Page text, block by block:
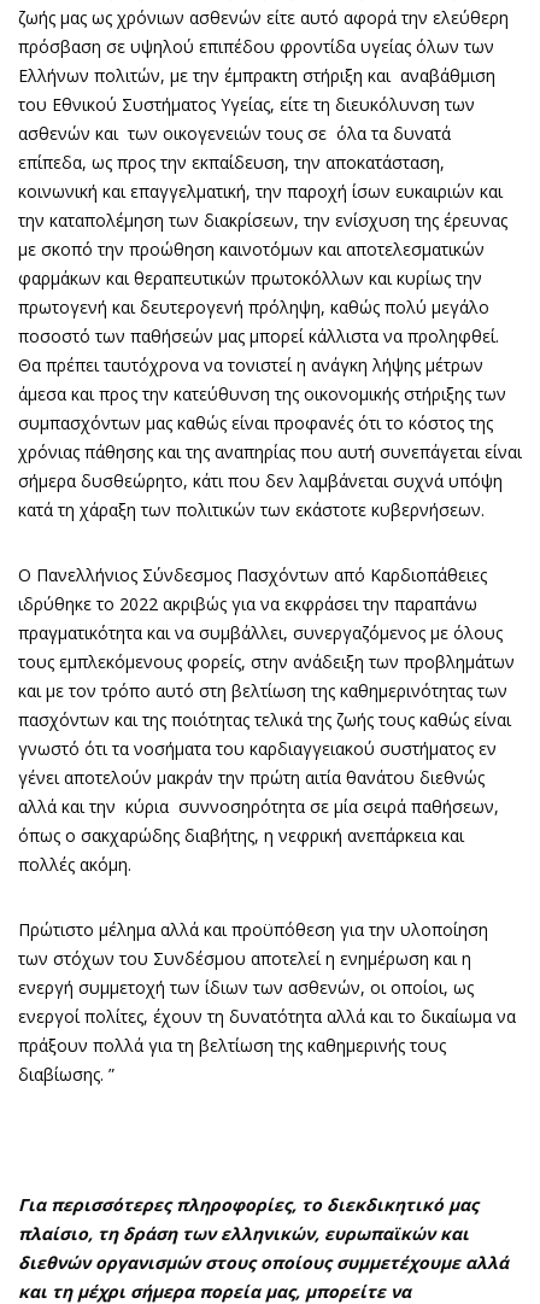
ζωής μας ως χρόνιων ασθενών είτε αυτό αφορά την ελεύθερη
πρόσβαση σε υψηλού επιπέδου φροντίδα υγείας όλων των
Ελλήνων πολιτών, με την έμπρακτη στήριξη και αναβάθμιση
του Εθνικού Συστήματος Υγείας, είτε τη διευκόλυνση των
ασθενών και των οικογενειών τους σε όλα τα δυνατά
επίπεδα, ως προς την εκπαίδευση, την αποκατάσταση,
κοινωνική και επαγγελματική, την παροχή ίσων ευκαιριών και
την καταπολέμηση των διακρίσεων, την ενίσχυση της έρευνας
με σκοπό την προώθηση καινοτόμων και αποτελεσματικών
φαρμάκων και θεραπευτικών πρωτοκόλλων και κυρίως την
πρωτογενή και δευτερογενή πρόληψη, καθώς πολύ μεγάλο
ποσοστό των παθήσεών μας μπορεί κάλλιστα να προληφθεί.
Θα πρέπει ταυτόχρονα να τονιστεί η ανάγκη λήψης μέτρων
άμεσα και προς την κατεύθυνση της οικονομικής στήριξης των
συμπασχόντων μας καθώς είναι προφανές ότι το κόστος της
χρόνιας πάθησης και της αναπηρίας που αυτή συνεπάγεται είναι
σήμερα δυσθεώρητο, κάτι που δεν λαμβάνεται συχνά υπόψη
κατά τη χάραξη των πολιτικών των εκάστοτε κυβερνήσεων.
Ο Πανελλήνιος Σύνδεσμος Πασχόντων από Καρδιοπάθειες
ιδρύθηκε το 2022 ακριβώς για να εκφράσει την παραπάνω
πραγματικότητα και να συμβάλλει, συνεργαζόμενος με όλους
τους εμπλεκόμενους φορείς, στην ανάδειξη των προβλημάτων
και με τον τρόπο αυτό στη βελτίωση της καθημερινότητας των
πασχόντων και της ποιότητας τελικά της ζωής τους καθώς είναι
γνωστό ότι τα νοσήματα του καρδιαγγειακού συστήματος εν
γένει αποτελούν μακράν την πρώτη αιτία θανάτου διεθνώς
αλλά και την κύρια συννοσηρότητα σε μία σειρά παθήσεων,
όπως ο σακχαρώδης διαβήτης, η νεφρική ανεπάρκεια και
πολλές ακόμη.
Πρώτιστο μέλημα αλλά και προϋπόθεση για την υλοποίηση
των στόχων του Συνδέσμου αποτελεί η ενημέρωση και η
ενεργή συμμετοχή των ίδιων των ασθενών, οι οποίοι, ως
ενεργοί πολίτες, έχουν τη δυνατότητα αλλά και το δικαίωμα να
πράξουν πολλά για τη βελτίωση της καθημερινής τους
διαβίωσης. ”
Για περισσότερες πληροφορίες, το διεκδικητικό μας
πλαίσιο, τη δράση των ελληνικών, ευρωπαϊκών και
διεθνών οργανισμών στους οποίους συμμετέχουμε αλλά
και τη μέχρι σήμερα πορεία μας, μπορείτε να